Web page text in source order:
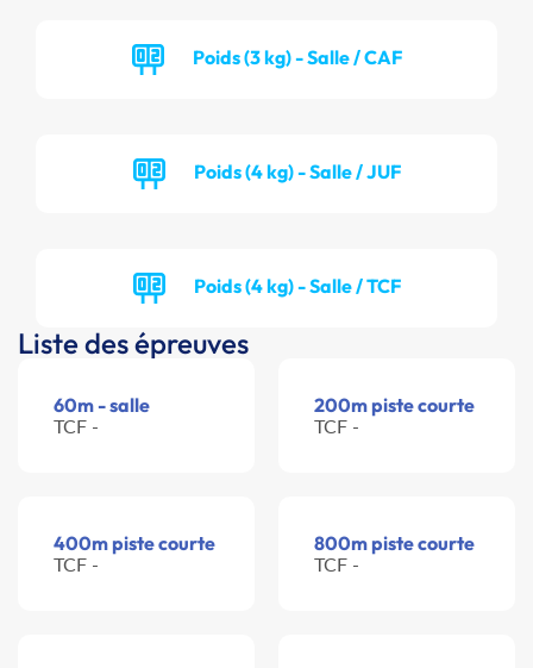
Poids (3 kg) - Salle / CAF
Poids (4 kg) - Salle / JUF
Poids (4 kg) - Salle / TCF
Liste des épreuves
60m - salle
TCF -
200m piste courte
TCF -
400m piste courte
TCF -
800m piste courte
TCF -